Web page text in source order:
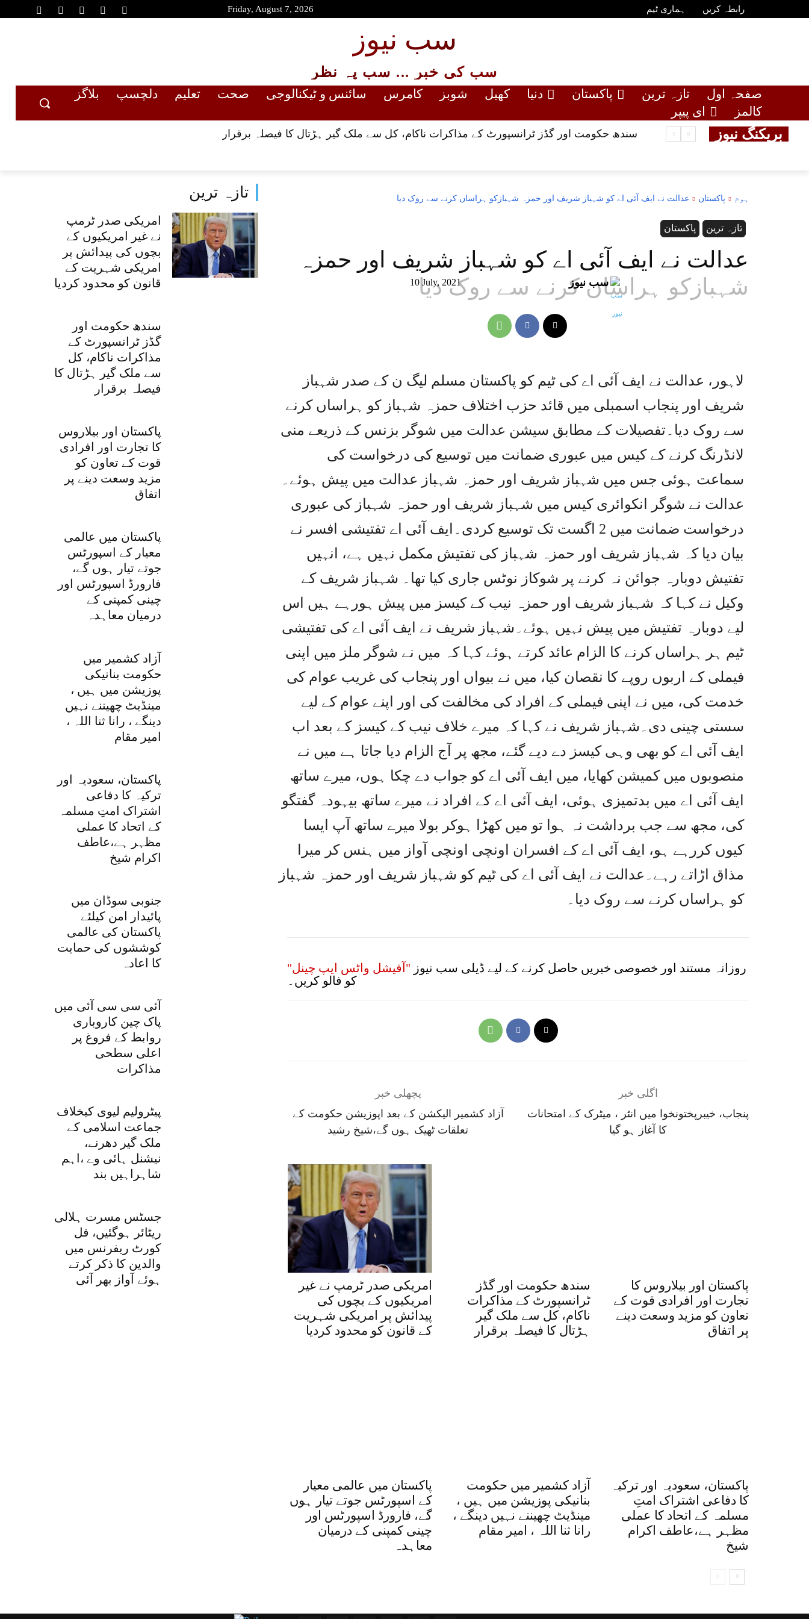
Friday, August 7, 2026 رابطہ کریں ہماری ٹیم
سب نیوز
سب کی خبر ... سب پہ نظر
صفحہ اول تازہ ترین پاکستان دنیا کھیل شوبز کامرس سائنس و ٹیکنالوجی صحت تعلیم دلچسپ
بلاگز
کالمز
ای پیپر
بریکنگ نیوز سندھ حکومت اور گڈز ٹرانسپورٹ کے مذاکرات ناکام، کل سے ملک گیر ہڑتال کا فیصلہ برقرار
تازہ ترین
امریکی صدر ٹرمپ
نے غیر امریکیوں کے
بچوں کی پیدائش پر
امریکی شہریت کے
قانون کو محدود کردیا
سندھ حکومت اور
گڈز ٹرانسپورٹ کے
مذاکرات ناکام، کل
سے ملک گیر ہڑتال کا
فیصلہ برقرار
پاکستان اور بیلاروس
کا تجارت اور افرادی
قوت کے تعاون کو
مزید وسعت دینے پر
اتفاق
پاکستان میں عالمی
معیار کے اسپورٹس
جوتے تیار ہوں گے،
فارورڈ اسپورٹس اور
چینی کمپنی کے
درمیان معاہدہ
آزاد کشمیر میں
حکومت بنانیکی
پوزیشن میں ہیں ،
مینڈیٹ چھیننے نہیں
دینگے ، رانا ثنا اللہ ،
امیر مقام
پاکستان، سعودیہ اور
ترکیہ کا دفاعی
اشتراک امتِ مسلمہ
کے اتحاد کا عملی
مظہر ہے،عاطف
اکرام شیخ
جنوبی سوڈان میں
پائیدار امن کیلئے
پاکستان کی عالمی
کوششوں کی حمایت
کا اعادہ
آئی سی سی آئی میں
پاک چین کاروباری
روابط کے فروغ پر
اعلی سطحی
مذاکرات
پیٹرولیم لیوی کیخلاف
جماعت اسلامی کے
ملک گیر دھرنے،
نیشنل ہائی وے ،اہم
شاہراہیں بند
جسٹس مسرت ہلالی
ریٹائر ہوگئیں، فل
کورٹ ریفرنس میں
والدین کا ذکر کرتے
ہوئے آواز بھر آئی
ہوم پاکستان عدالت نے ایف آئی اے کو شہباز شریف اور حمزہ شہبازکو ہراساں کرنے سے روک دیا
پاکستان تازہ ترین
عدالت نے ایف آئی اے کو شہباز شریف اور حمزہ
شہبازکو ہراساں کرنے سے روک دیا
10 July, 2021 سب نیوز
لاہور، عدالت نے ایف آئی اے کی ٹیم کو پاکستان مسلم لیگ ن کے صدر شہباز
شریف اور پنجاب اسمبلی میں قائد حزب اختلاف حمزہ شہباز کو ہراساں کرنے
سے روک دیا۔تفصیلات کے مطابق سیشن عدالت میں شوگر بزنس کے ذریعے منی
لانڈرنگ کرنے کے کیس میں عبوری ضمانت میں توسیع کی درخواست کی
سماعت ہوئی جس میں شہباز شریف اور حمزہ شہباز عدالت میں پیش ہوئے۔
عدالت نے شوگر انکوائری کیس میں شہباز شریف اور حمزہ شہباز کی عبوری
درخواست ضمانت میں 2 اگست تک توسیع کردی۔ایف آئی اے تفتیشی افسر نے
بیان دیا کہ شہباز شریف اور حمزہ شہباز کی تفتیش مکمل نہیں ہے، انہیں
تفتیش دوبارہ جوائن نہ کرنے پر شوکاز نوٹس جاری کیا تھا۔ شہباز شریف کے
وکیل نے کہا کہ شہباز شریف اور حمزہ نیب کے کیسز میں پیش ہورہے ہیں اس
لیے دوبارہ تفتیش میں پیش نہیں ہوئے۔شہباز شریف نے ایف آئی اے کی تفتیشی
ٹیم ہر ہراساں کرنے کا الزام عائد کرتے ہوئے کہا کہ میں نے شوگر ملز میں اپنی
فیملی کے اربوں روپے کا نقصان کیا، میں نے بیواں اور پنجاب کی غریب عوام کی
خدمت کی، میں نے اپنی فیملی کے افراد کی مخالفت کی اور اپنے عوام کے لیے
سستی چینی دی۔شہباز شریف نے کہا کہ میرے خلاف نیب کے کیسز کے بعد اب
ایف آئی اے کو بھی وہی کیسز دے دیے گئے، مجھ پر آج الزام دیا جاتا ہے میں نے
منصوبوں میں کمیشن کھایا، میں ایف آئی اے کو جواب دے چکا ہوں، میرے ساتھ
ایف آئی اے میں بدتمیزی ہوئی، ایف آئی اے کے افراد نے میرے ساتھ بیہودہ گفتگو
کی، مجھ سے جب برداشت نہ ہوا تو میں کھڑا ہوکر بولا میرے ساتھ آپ ایسا
کیوں کررہے ہو، ایف آئی اے کے افسران اونچی اونچی آواز میں ہنس کر میرا
مذاق اڑاتے رہے۔عدالت نے ایف آئی اے کی ٹیم کو شہباز شریف اور حمزہ شہباز
کو ہراساں کرنے سے روک دیا۔
روزانہ مستند اور خصوصی خبریں حاصل کرنے کے لیے ڈیلی سب نیوز "آفیشل واٹس ایپ چینل"
کو فالو کریں۔
پچھلی خبر
آزاد کشمیر الیکشن کے بعد اپوزیشن حکومت کے
تعلقات ٹھیک ہوں گے،شیخ رشید
اگلی خبر
پنجاب، خیبرپختونخوا میں انٹر ، میٹرک کے امتحانات
کا آغاز ہو گیا
امریکی صدر ٹرمپ نے غیر
امریکیوں کے بچوں کی
پیدائش پر امریکی شہریت
کے قانون کو محدود کردیا
سندھ حکومت اور گڈز
ٹرانسپورٹ کے مذاکرات
ناکام، کل سے ملک گیر
ہڑتال کا فیصلہ برقرار
پاکستان اور بیلاروس کا
تجارت اور افرادی قوت کے
تعاون کو مزید وسعت دینے
پر اتفاق
پاکستان میں عالمی معیار
کے اسپورٹس جوتے تیار ہوں
گے، فارورڈ اسپورٹس اور
چینی کمپنی کے درمیان
معاہدہ
آزاد کشمیر میں حکومت
بنانیکی پوزیشن میں ہیں ،
مینڈیٹ چھیننے نہیں دینگے ،
رانا ثنا اللہ ، امیر مقام
پاکستان، سعودیہ اور ترکیہ
کا دفاعی اشتراک امتِ
مسلمہ کے اتحاد کا عملی
مظہر ہے،عاطف اکرام
شیخ